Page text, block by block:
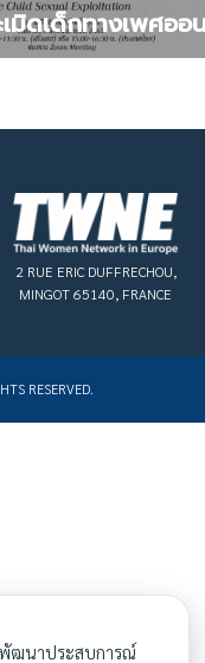
มิดเด็กทางเพศออ
2 RUE ERIC DUFFRECHOU,
MINGOT 65140, FRANCE
RESERVED.
พัฒนาประสบการณ์